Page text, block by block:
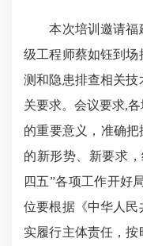
本次培训邀请福
级工程师蔡如钰到
测和隐患排查相关
关要求。会议要求,
的重要意义，准确
的新形势、新要求
四五”各项工作开好
位要根据《中华人民
实履行主体责任，